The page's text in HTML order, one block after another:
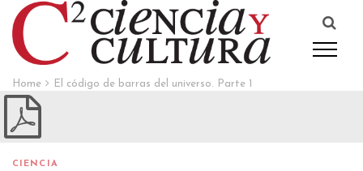
Home El código de barras del universo. Parte 1
CIENCIA